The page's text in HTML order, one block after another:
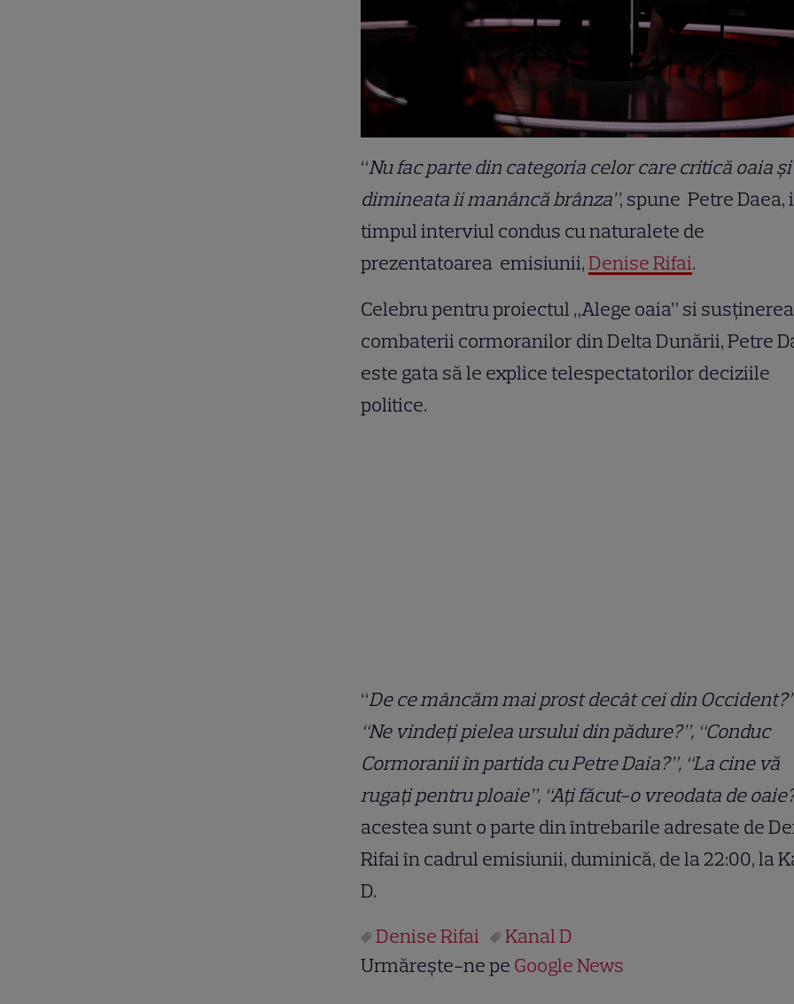
“Nu fac parte din categoria celor care critică oaia şi
dimineata îi manâncă brânza”, spune Petre Daea,
timpul interviul condus cu naturalete de
prezentatoarea emisiunii,Denise Rifai.
Celebru pentru proiectul „Alege oaia” si susţinerea
combaterii cormoranilor din Delta Dunării, Petre
este gata să le explice telespectatorilor deciziile
politice.
“De ce mâncăm mai prost decât cei din
“Ne vindeţi pielea ursului din pădure?”, “Conduc
Cormoranii în partida cu Petre Daia?”, “La cine vă
rugaţi pentru ploaie”, “Aţi făcut-o vreodata de
acestea sunt o parte din întrebarile adresate de
Rifai în cadrul emisiunii, duminică, de la 22:00, la
D.
Denise Rifai
Kanal D
Urmărește-ne pe Google News